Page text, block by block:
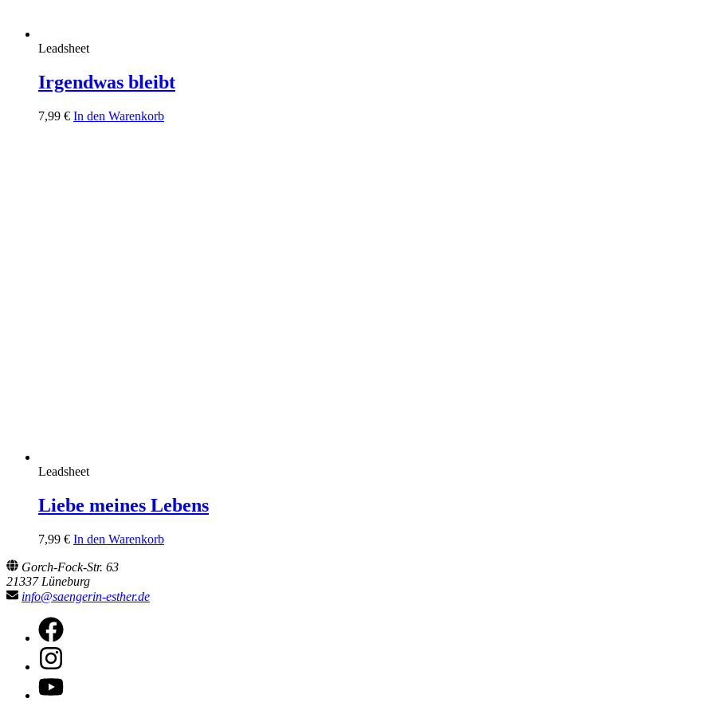
Leadsheet
Irgendwas bleibt
7,99 € In den Warenkorb
Leadsheet
Liebe meines Lebens
7,99 € In den Warenkorb
Gorch-Fock-Str. 63
21337 Lüneburg
info@saengerin-esther.de